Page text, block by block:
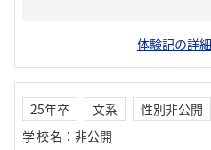
体験記の詳
25年卒 文系
性別非公開
学校名 ： 非公開